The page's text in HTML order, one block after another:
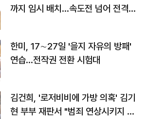
까지 임시 배치…속도전 넘어 전격
한미, 17∼27일 '을지 자유의 방패'
연습…전작권 전환 시험대
김건희, '로저비비에 가방 의혹' 김기
현 부부 재판서 "범죄 연상시키지 말